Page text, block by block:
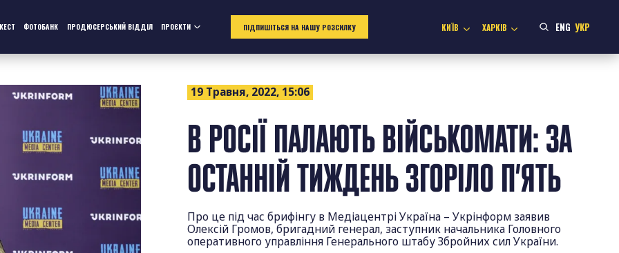
ФОТОБАНК ПРОДЮСЕРСЬКИЙ ВІДДІЛ ПРОЄКТИ ПІДПИШІТЬСЯ НА НАШУ РОЗСИЛКУ КИЇВ ХАРКІВ ENG УКР
19 Травня, 2022, 15:06
В РОСІЇ ПАЛАЮТЬ ВІЙСЬКОМАТИ: ЗА
ОСТАННІЙ ТИЖДЕНЬ ЗГОРІЛО П’ЯТЬ
Про це під час брифінгу в Медіацентрі Україна – Укрінформ заявив
Олексій Громов, бригадний генерал, заступник начальника Головного
оперативного управління Генерального штабу Збройних сил України.